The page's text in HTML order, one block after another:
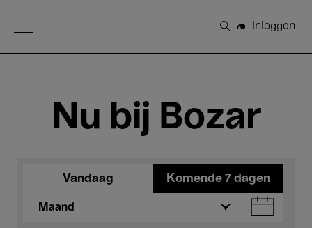
Open Menu
Zoeken
Inloggen
Nu bij Bozar
Vandaag Komende 7 dagen
Maand